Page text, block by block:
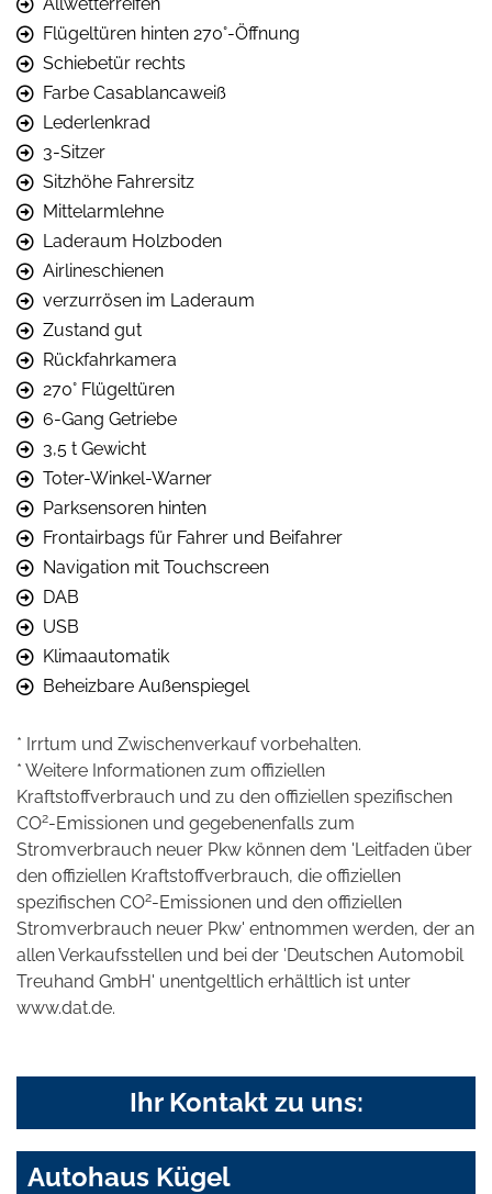
Flügeltüren hinten 270°-Öffnung
Schiebetür rechts
Farbe Casablancaweiß
Lederlenkrad
3-Sitzer
Sitzhöhe Fahrersitz
Mittelarmlehne
Laderaum Holzboden
Airlineschienen
verzurrösen im Laderaum
Zustand gut
Rückfahrkamera
270° Flügeltüren
6-Gang Getriebe
3,5 t Gewicht
Toter-Winkel-Warner
Parksensoren hinten
Frontairbags für Fahrer und Beifahrer
Navigation mit Touchscreen
DAB
USB
Klimaautomatik
Beheizbare Außenspiegel
* Irrtum und Zwischenverkauf vorbehalten.
* Weitere Informationen zum offiziellen
Kraftstoffverbrauch und zu den offiziellen spezifischen
CO2-Emissionen und gegebenenfalls zum
Stromverbrauch neuer Pkw können dem 'Leitfaden über
den offiziellen Kraftstoffverbrauch, die offiziellen
spezifischen CO2-Emissionen und den offiziellen
Stromverbrauch neuer Pkw' entnommen werden, der an
allen Verkaufsstellen und bei der 'Deutschen Automobil
Treuhand GmbH' unentgeltlich erhältlich ist unter
www.dat.de.
Ihr Kontakt zu uns:
Autohaus Kügel